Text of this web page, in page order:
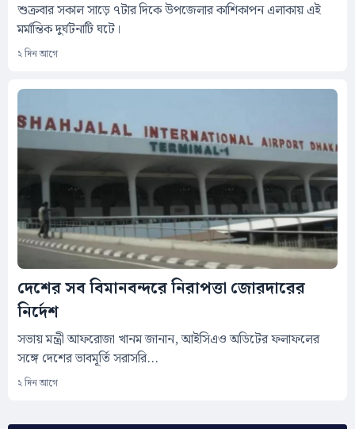
শুক্রবার সকাল সাড়ে ৭টার দিকে উপজেলার কাশিকাপন এলাকায় এই
মর্মান্তিক দুর্ঘটনাটি ঘটে।
২ দিন আগে
দেশের সব বিমানবন্দরে নিরাপত্তা জোরদারের
নির্দেশ
সভায় মন্ত্রী আফরোজা খানম জানান, আইসিএও অডিটের ফলাফলের
সঙ্গে দেশের ভাবমূর্তি সরাসরি...
২ দিন আগে